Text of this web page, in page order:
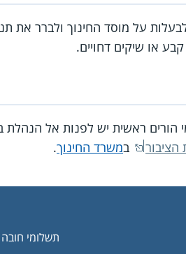
על מוסד החינוך ולברר את
או שיקים דחויים.
הורים ראשית יש לפנות אל
הציבור במשרד החינוך.
תשלומי